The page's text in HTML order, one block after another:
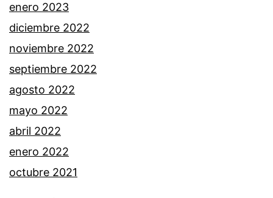
enero 2023
diciembre 2022
noviembre 2022
septiembre 2022
agosto 2022
mayo 2022
abril 2022
enero 2022
octubre 2021